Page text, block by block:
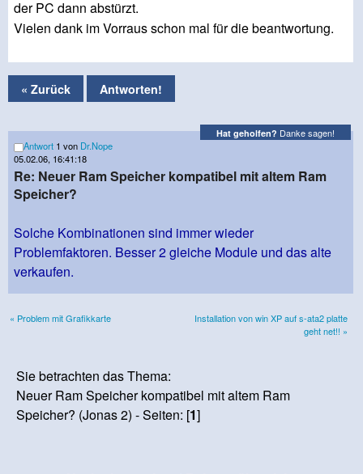
der PC dann abstürzt.
Vielen dank im Vorraus schon mal für die beantwortung.
« Zurück Antworten!
Hat geholfen? Danke sagen!
Antwort 1 von Dr.Nope
05.02.06, 16:41:18
Re: Neuer Ram Speicher kompatibel mit altem Ram
Speicher?
Solche Kombinationen sind immer wieder
Problemfaktoren. Besser 2 gleiche Module und das alte
verkaufen.
« Problem mit Grafikkarte
Installation von win XP auf s-ata2 platte
geht net!! »
Sie betrachten das Thema:
Neuer Ram Speicher kompatibel mit altem Ram
Speicher? (Jonas 2) - Seiten: [1]